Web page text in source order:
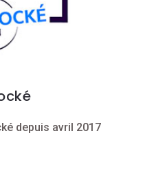
depuis avril 2017